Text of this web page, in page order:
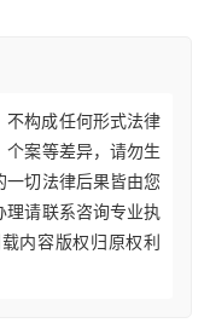
不构成任何形式法律
个案等差异，请勿生
一切法律后果皆由您
理请联系咨询专业执
内容版权归原权利